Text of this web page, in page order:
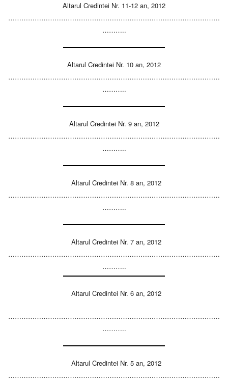
Altarul Credintei Nr. 11-12 an, 2012
……………………………………………………………………………………
………..
Altarul Credintei Nr. 10 an, 2012
……………………………………………………………………………………
………..
Altarul Credintei Nr. 9 an, 2012
……………………………………………………………………………………
………..
Altarul Credintei Nr. 8 an, 2012
……………………………………………………………………………………
………..
Altarul Credintei Nr. 7 an, 2012
……………………………………………………………………………………
………..
Altarul Credintei Nr. 6 an, 2012
……………………………………………………………………………………
………..
Altarul Credintei Nr. 5 an, 2012
……………………………………………………………………………………